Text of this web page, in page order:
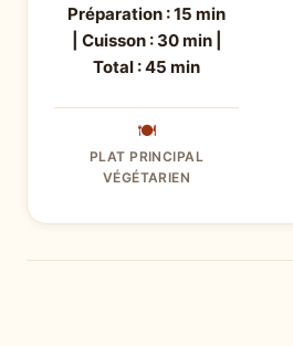
Préparation : 15 min
| Cuisson : 30 min |
Total : 45 min
🍽
PLAT PRINCIPAL
VÉGÉTARIEN